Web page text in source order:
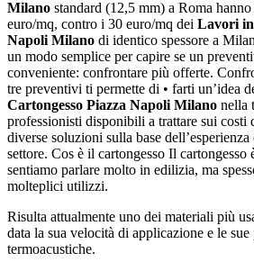
Milano standard (12,5 mm) a Roma
euro/mq, contro i 30 euro/mq dei Lavori in
Napoli Milano di identico spessore a
un modo semplice per capire se un
conveniente: confrontare più offerte.
tre preventivi ti permette di • farti un’idea
Cartongesso Piazza Napoli Milano nella
professionisti disponibili a trattare sui costi
diverse soluzioni sulla base
settore. Cos è il cartongesso Il cartongesso
sentiamo parlare molto in edilizia, ma
molteplici utilizzi.
Risulta attualmente uno dei materiali più
data la sua velocità di applicazione e le
termoacustiche.